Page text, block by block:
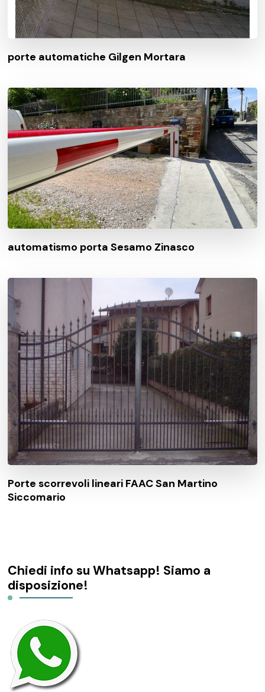
porte automatiche Gilgen Mortara
automatismo porta Sesamo Zinasco
Porte scorrevoli lineari FAAC San Martino
Siccomario
Chiedi info su Whatsapp! Siamo a
disposizione!